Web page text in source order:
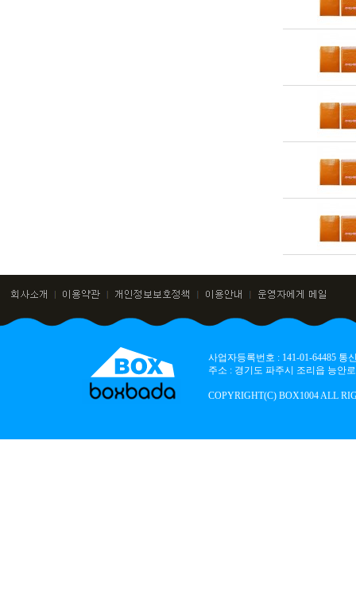
사업자등록번호 : 141-01-64485
주소 : 경기도 파주시 조리읍 능안
COPYRIGHT(C) BOX1004 ALL